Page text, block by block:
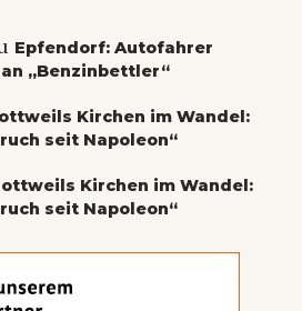
Epfendorf: Autofahrer
„Benzinbettler“
Kirchen im Wandel:
seit Napoleon“
Kirchen im Wandel:
seit Napoleon“